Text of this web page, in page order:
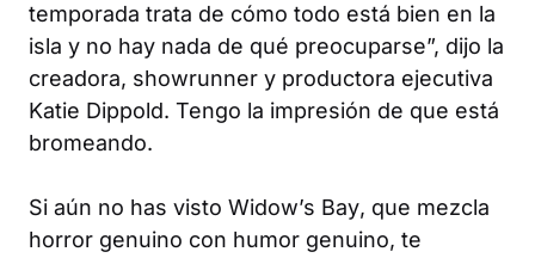
temporada trata de cómo todo está bien en la
isla y no hay nada de qué preocuparse”, dijo la
creadora, showrunner y productora ejecutiva
Katie Dippold. Tengo la impresión de que está
bromeando.
Si aún no has visto Widow’s Bay, que mezcla
horror genuino con humor genuino, te